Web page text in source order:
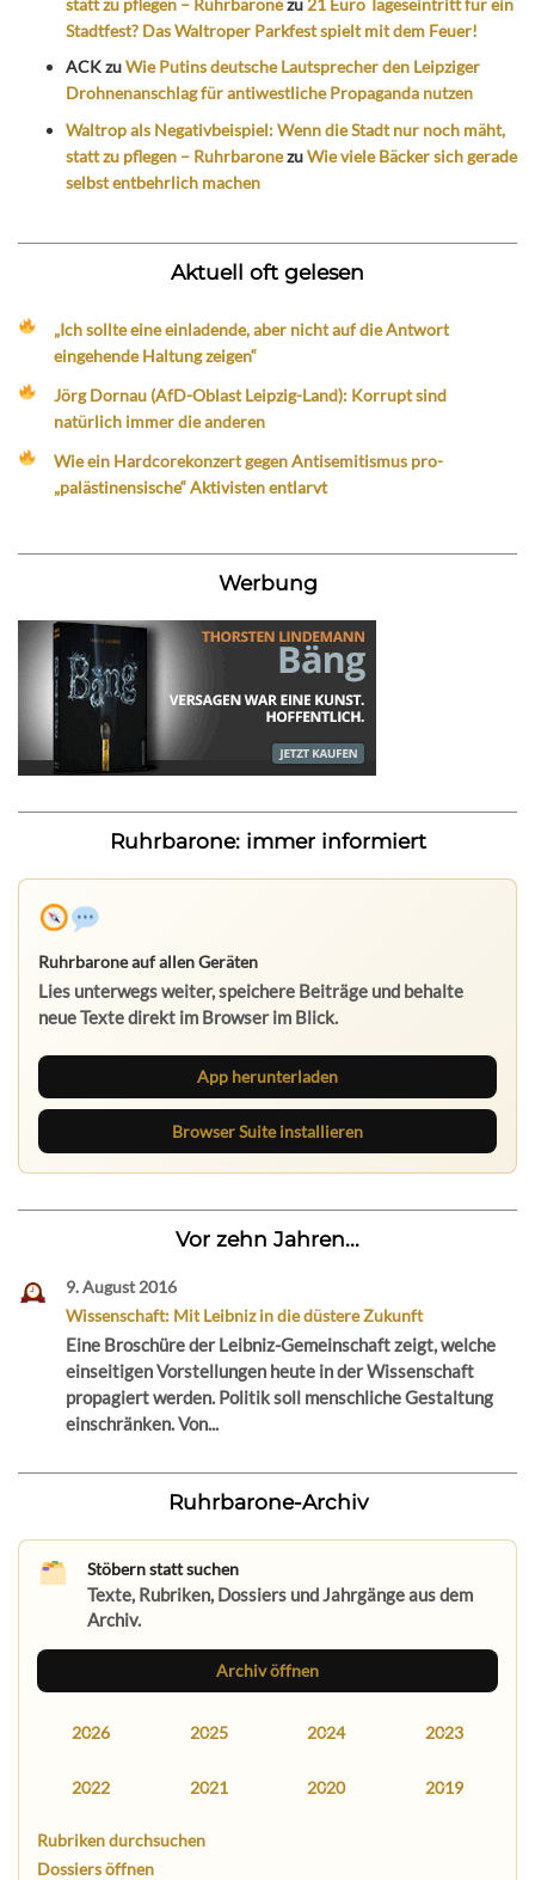
Stadtfest? Das Waltroper Parkfest spielt mit dem Feuer!
ACKzuWie Putins deutsche Lautsprecher den Leipziger
Drohnenanschlag für antiwestliche Propaganda nutzen
Waltrop als Negativbeispiel: Wenn die Stadt nur noch mäht,
statt zu pflegen – RuhrbaronezuWie viele Bäcker sich gerade
selbst entbehrlich machen
Aktuell oft gelesen
„Ich sollte eine einladende, aber nicht auf die Antwort
eingehende Haltung zeigen“
Jörg Dornau (AfD-Oblast Leipzig-Land): Korrupt sind
natürlich immer die anderen
Wie ein Hardcorekonzert gegen Antisemitismus pro-
„palästinensische“ Aktivisten entlarvt
Werbung
Ruhrbarone: immer informiert
Ruhrbarone auf allen Geräten
Lies unterwegs weiter, speichere Beiträge und behalte
neue Texte direkt im Browser im Blick.
App herunterladen
Browser Suite installieren
Vor zehn Jahren...
9. August 2016
Wissenschaft: Mit Leibniz in die düstere Zukunft
Eine Broschüre der Leibniz-Gemeinschaft zeigt, welche
einseitigen Vorstellungen heute in der Wissenschaft
propagiert werden. Politik soll menschliche Gestaltung
einschränken. Von...
Ruhrbarone-Archiv
Stöbern statt suchen
Texte, Rubriken, Dossiers und Jahrgänge aus dem
Archiv.
Archiv öffnen
2026 2025 2024 2023
2022 2021 2020 2019
Rubriken durchsuchen
Dossiers öffnen